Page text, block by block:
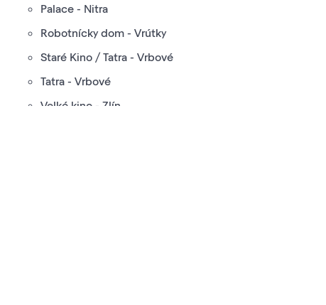
Palace - Nitra
Robotnícky dom - Vrútky
Staré Kino / Tatra - Vrbové
Tatra - Vrbové
Velké kino - Zlín